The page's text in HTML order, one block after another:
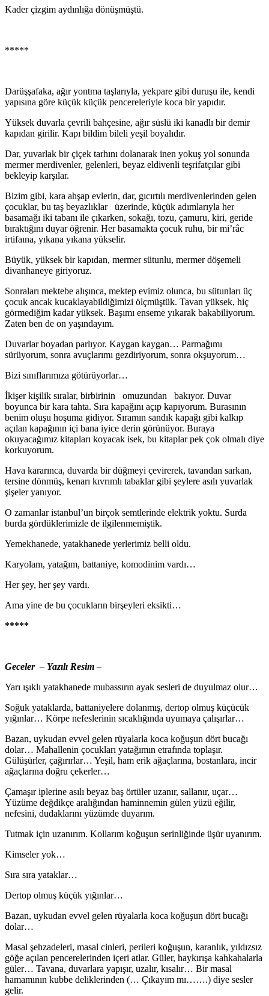
Kader çizgim aydınlığa dönüşmüştü.
*****
Darüşşafaka, ağır yontma taşlarıyla, yekpare gibi du­ruşu ile, kendi
yapısına göre küçük küçük pencereleriyle koca bir yapıdır.
Yüksek duvarla çevrili bahçesine, ağır süslü iki kanadlı bir demir
kapıdan girilir. Kapı bildim bileli yeşil bo­yalıdır.
Dar, yuvarlak bir çiçek tarhını dolanarak inen yokuş yol sonunda
mermer merdivenler, gelenleri, beyaz eldivenli teşrifatçılar gibi
bekleyip karşılar.
Bizim gibi, kara ahşap evlerin, dar, gıcırtılı merdiven­lerinden gelen
çocuklar, bu taş beyazlıklar üzerinde, kü­çük adımlarıyla her
basamağı iki tabanı ile çıkarken, so­kağı, tozu, çamuru, kiri, geride
bıraktığını duyar öğrenir. Her basamakta çocuk ruhu, bir mi’râc
irtifaına, yıkana yı­kana yükselir.
Büyük, yüksek bir kapıdan, mermer sütunlu, mermer döşemeli
divanhaneye giriyoruz.
Sonraları mektebe alışınca, mektep evimiz olunca, bu sütunları üç
çocuk ancak kucaklayabildiğimizi ölçmüştük. Tavan yüksek, hiç
görmediğim kadar yüksek. Başımı en­seme yıkarak bakabiliyorum.
Zaten ben de on yaşındayım.
Duvarlar boyadan parlıyor. Kaygan kaygan… Parma­ğımı
sürüyorum, sonra avuçlarımı gezdiriyorum, sonra okşuyorum…
Bizi sınıflarımıza götürüyorlar…
İkişer kişilik sıralar, birbirinin omuzundan bakıyor. Duvar
boyunca bir kara tahta. Sıra kapağını açıp kapıyorum. Burasının
benim oluşu hoşuma gidiyor. Sıramın san­dık kapağı gibi kalkıp
açılan kapağının içi bana iyice de­rin görünüyor. Buraya
okuyacağımız kitapları koyacak isek, bu kitaplar pek çok olmalı diye
korkuyorum.
Hava kararınca, duvarda bir düğmeyi çevirerek, ta­vandan sarkan,
tersine dönmüş, kenarı kıvrımlı tabaklar gibi şeylere asılı yuvarlak
şişeler yanıyor.
O zamanlar istanbul’un birçok semtlerinde elektrik yoktu. Surda
burda gördüklerimizle de ilgilenmemiştik.
Yemekhanede, yatakhanede yerlerimiz belli oldu.
Karyolam, yatağım, battaniye, komodinim vardı…
Her şey, her şey vardı.
Ama yine de bu çocukların birşeyleri eksikti…
*****
Geceler – Yazılı Resim –
Yarı ışıklı yatakhanede mubassırın ayak sesleri de du­yulmaz olur…
Soğuk yataklarda, battaniyelere dolanmış, dertop ol­muş küçücük
yığınlar… Körpe nefeslerinin sıcaklığında uyumaya çalışırlar…
Bazan, uykudan evvel gelen rüyalarla koca koğuşun dört bucağı
dolar… Mahallenin çocukları yatağımın etra­fında toplaşır.
Gülüşürler, çağırırlar… Yeşil, ham erik ağaçlarına, bostanlara, incir
ağaçlarına doğru çekerler…
Çamaşır iplerine asılı beyaz baş örtüler uzanır, salla­nır, uçar…
Yüzüme değdikçe aralığından haminnemin gü­len yüzü eğilir,
nefesini, dudaklarını yüzümde duyarım.
Tutmak için uzanırım. Kollarım koğuşun serinliğinde üşür uyanırım.
Kimseler yok…
Sıra sıra yataklar…
Dertop olmuş küçük yığınlar…
Bazan, uykudan evvel gelen rüyalarla koca koğuşun dört bucağı
dolar…
Masal şehzadeleri, masal cinleri, perileri koğuşun, ka­ranlık, yıldızsız
göğe açılan pencerelerinden içeri atlar. Gü­ler, haykırışa kahkahalarla
güler… Tavana, duvarlara ya­pışır, uzalır, kısalır… Bir masal
hamamının kubbe delikle­rinden (… Çıkayım mı…….) diye sesler
gelir.